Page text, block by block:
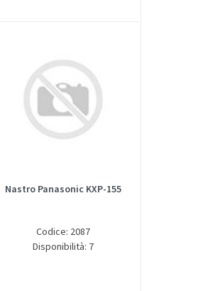
Nastro Panasonic KXP-155
Codice: 2087
Disponibilità: 7